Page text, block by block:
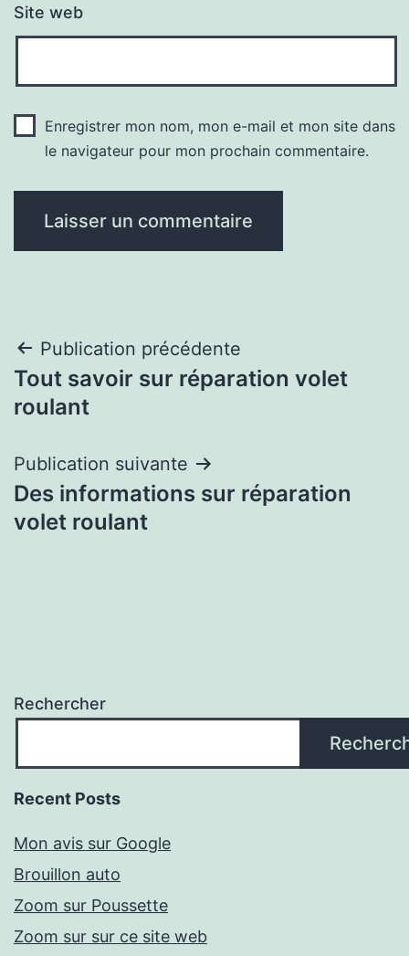
Site web
Enregistrer mon nom, mon e-mail et mon site dans
le navigateur pour mon prochain commentaire.
Navigation
de
Publication précédente
Tout savoir sur réparation volet
roulant
Publication suivante
Des informations sur réparation
volet roulant
Rechercher
Recent Posts
Mon avis sur Google
Brouillon auto
Zoom sur Poussette
Zoom sur sur ce site web